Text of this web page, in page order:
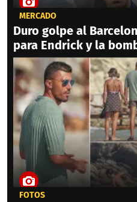
MERCADO
Duro golpe al
para Endrick y la
FOTOS